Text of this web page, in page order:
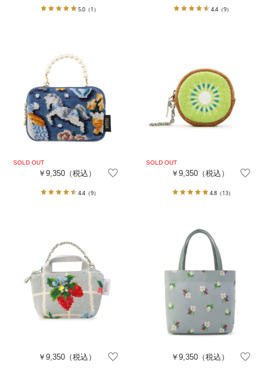
5.0 （1） 4.4（9）
￥9,350 （税込）
4.4 （9）
￥9,350（税込）
4.8（13）
￥9,350 （税込） ￥9,350（税込）